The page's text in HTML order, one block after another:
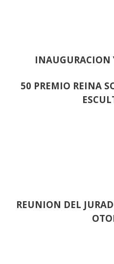
INAUGURACION
50 PREMIO REINA
REUNION DEL